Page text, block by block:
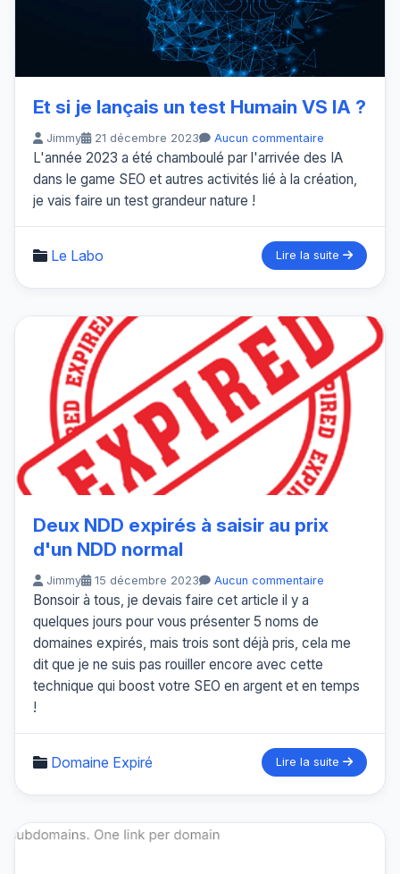
Et si je lançais un test Humain VS IA ?
Jimmy 21 décembre 2023 Aucun commentaire
L'année 2023 a été chamboulé par l'arrivée des IA
dans le game SEO et autres activités lié à la création,
je vais faire un test grandeur nature !
Le Labo Lire la suite
Deux NDD expirés à saisir au prix
d'un NDD normal
Jimmy 15 décembre 2023 Aucun commentaire
Bonsoir à tous, je devais faire cet article il y a
quelques jours pour vous présenter 5 noms de
domaines expirés, mais trois sont déjà pris, cela me
dit que je ne suis pas rouiller encore avec cette
technique qui boost votre SEO en argent et en temps
!
Domaine Expiré Lire la suite